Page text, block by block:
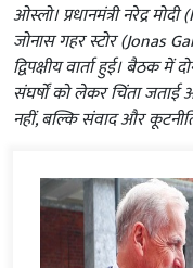
ओस्लो। प्रधानमंत्री नरेद्र
जोनास गहर स्टोर (Jonas
द्विपक्षीय वार्ता हुई। बैठक
संघर्षों को लेकर चिंता
नहीं, बल्कि संवाद और